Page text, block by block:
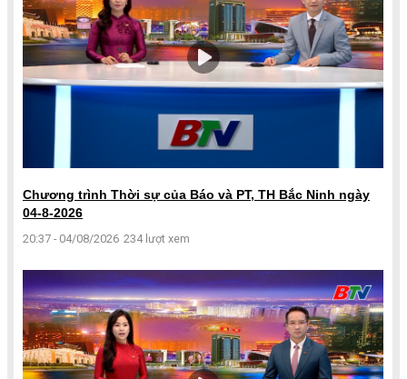
Chương trình Thời sự của Báo và PT, TH Bắc Ninh ngày
04-8-2026
20:37 - 04/08/2026 234 lượt xem